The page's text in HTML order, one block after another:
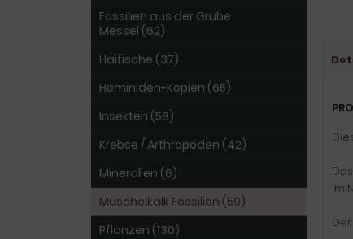
im
Fossilien aus der Grube
Messel (62)
Haifische (37)
Hominiden-Kopien (65)
Insekten (58)
Krebse / Arthropoden (42)
Mineralien (6)
Muschelkalk Fossilien (59)
Pflanzen (130)